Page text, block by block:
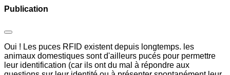
Publication
Oui ! Les puces RFID existent depuis longtemps. les
animaux domestiques sont d'ailleurs pucés pour permettre
leur identification (car ils ont du mal à répondre aux